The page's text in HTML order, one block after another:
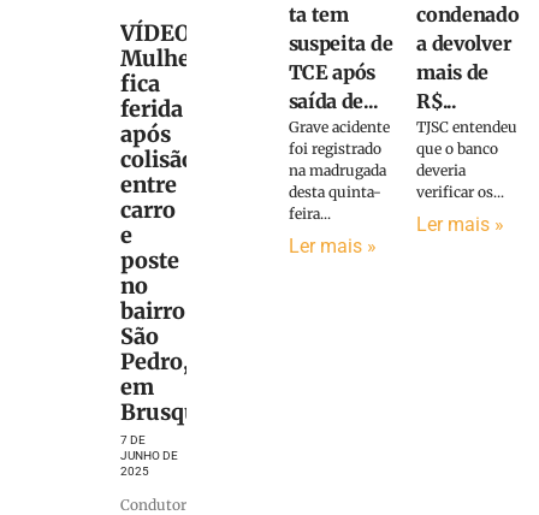
VÍDEO:
Mulher
fica
ferida
após
colisão
entre
carro
e
poste
no
bairro
São
Pedro,
em
Brusque
7 DE
JUNHO DE
2025
Condutora
ta tem
suspeita de
TCE após
saída de...
Grave acidente
foi registrado
na madrugada
desta quinta-
feira...
Ler mais »
condenado
a devolver
mais de
R$...
TJSC entendeu
que o banco
deveria
verificar os...
Ler mais »